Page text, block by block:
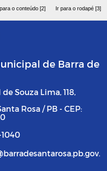
o conteúdo [2] Ir para o rodapé [3]
de Barra de
Souza Lima, 118,
Rosa / PB - CEP:
1040